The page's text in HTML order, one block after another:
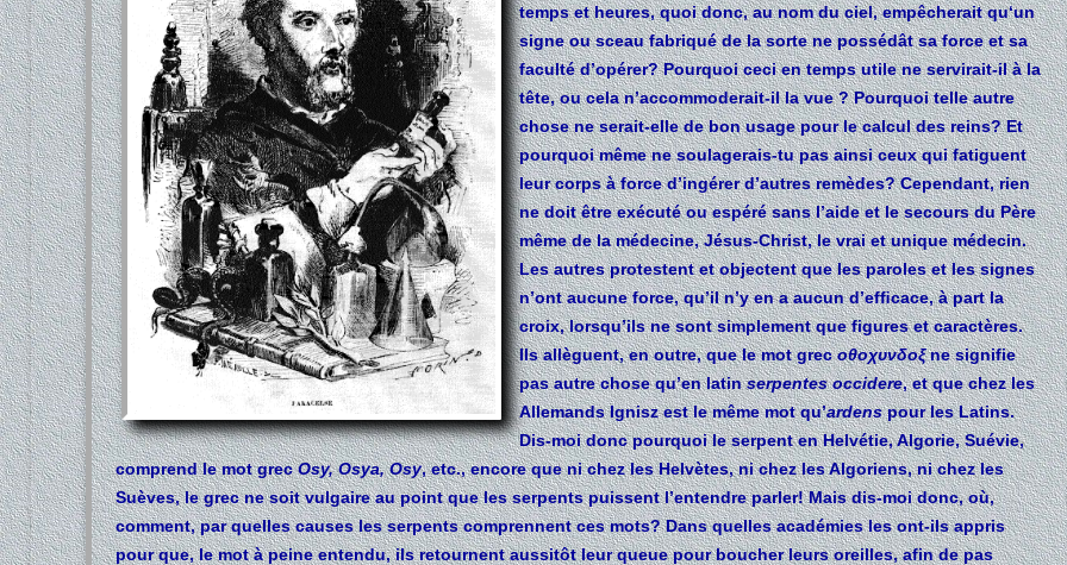
temps et heures, quoi donc, au nom du ciel, empêcherait qu‘un
signe ou sceau fabriqué de la sorte ne possédât sa force et sa
faculté d’opérer? Pourquoi ceci en temps utile ne servirait-il à la
tête, ou cela n’accommoderait-il la vue ? Pourquoi telle autre
chose ne serait-elle de bon usage pour le calcul des reins? Et
pourquoi même ne soulagerais-tu pas ainsi ceux qui fatiguent
leur corps à force d’ingérer d’autres remèdes? Cependant, rien
ne doit être exécuté ou espéré sans l’aide et le secours du Père
même de la médecine, Jésus-Christ, le vrai et unique médecin.
Les autres protestent et objectent que les paroles et les signes
n’ont aucune force, qu’il n’y en a aucun d’efﬁcace, à part la
croix, lorsqu’ils ne sont simplement que figures et caractères.
Ils allèguent, en outre, que le mot grecοθοχυνδοξne signifie
pas autre chose qu’en latinserpentes occidere, et que chez les
Allemands Ignisz est le même mot qu’ardenspour les Latins.
Dis-moi donc pourquoi le serpent en Helvétie, Algorie, Suévie,
comprend le mot grecOsy, Osya, Osy, etc., encore que ni chez les Helvètes, ni chez les Algoriens, ni chez les
Suèves, le grec ne soit vulgaire au point que les serpents puissent l’entendre parler! Mais dis-moi donc, où,
comment, par quelles causes les serpents comprennent ces mots? Dans quelles académies les ont-ils appris
pour que, le mot à peine entendu, ils retournent aussitôt leur queue pour boucher leurs oreilles, afin de pas